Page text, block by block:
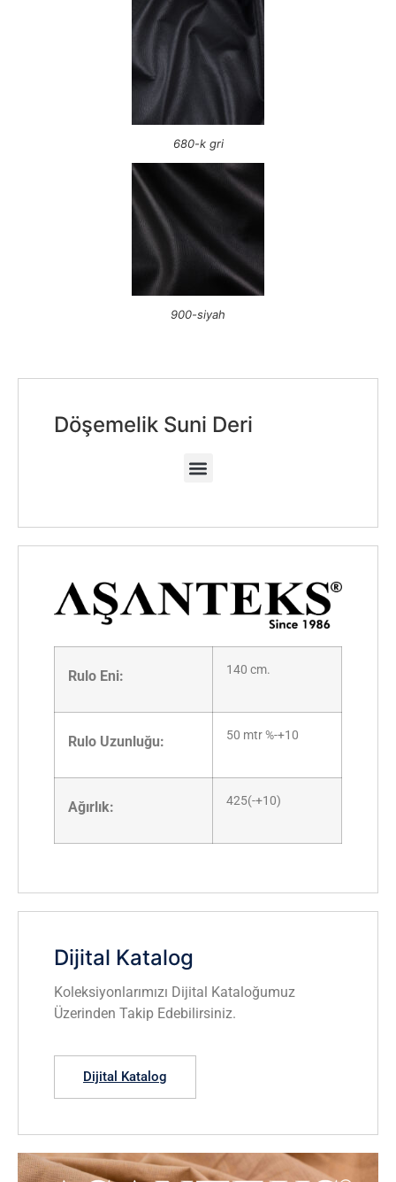
680-k gri
900-siyah
Döşemelik Suni Deri
Rulo Eni: 140 cm.
Rulo Uzunluğu: 50 mtr %-+10
Ağırlık: 425(-+10)
Dijital Katalog
Koleksiyonlarımızı Dijital Kataloğumuz
Üzerinden Takip Edebilirsiniz.
Dijital Katalog